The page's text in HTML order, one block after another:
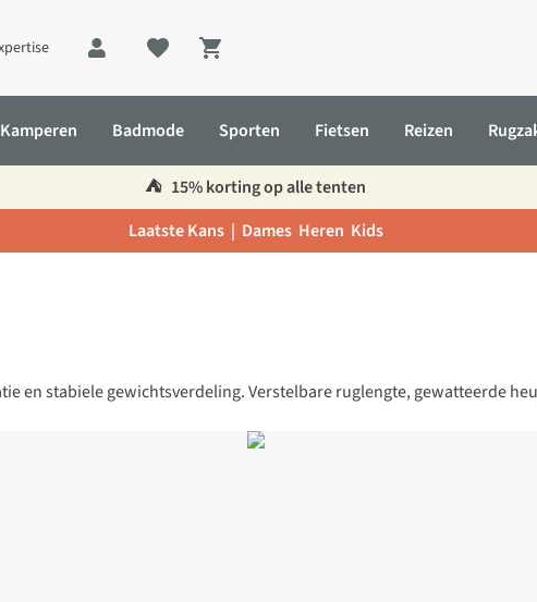
Shopping cart
Kamperen Badmode Sporten Fietsen Reizen
⛺️ 15% korting op alle tenten
Laatste Kans | Dames Heren Kids
en stabiele gewichtsverdeling. Verstelbare ruglengte, gewatteerde